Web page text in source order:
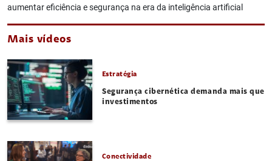
aumentar eficiência e segurança na era da inteligência artificial
Mais vídeos
Estratégia
Segurança cibernética demanda mais que
investimentos
Conectividade